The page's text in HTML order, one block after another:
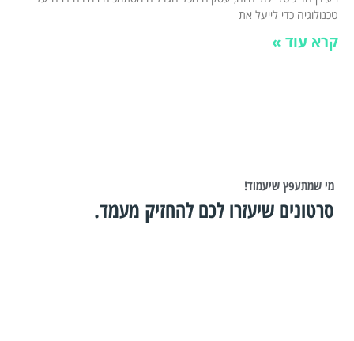
טכנולוגיה כדי לייעל את
קרא עוד »
מי שמתעפץ שיעמוד!
סרטונים שיעזרו לכם להחזיק מעמד.